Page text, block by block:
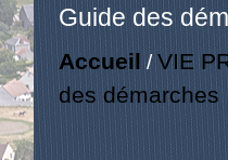
Guide des
Accueil /VIE
des démarches